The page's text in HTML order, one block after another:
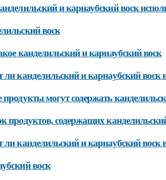
и карнаубский воск
воск
канделильский и карнаубский воск
ли канделильский и карнаубский
могут содержать
продуктов, содержащих
канделильский и карнаубский воск
воск